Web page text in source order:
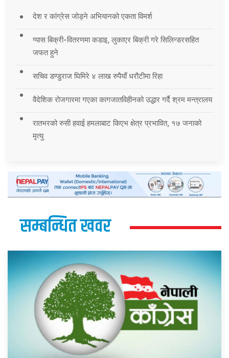
देश र कांग्रेस जोड्ने अभियानको एकता विमर्श
ग्यास बिक्री-वितरणमा कडाइ, लुकाएर बिक्री गरे सिलिन्डरसहित
जफत हुने
सचिव डण्डुराज घिमिरे ४ लाख रुपैयाँ धरौटीमा रिहा
वैदेशिक रोजगारमा गएका कागजातविहीनको उद्धार गर्दै श्रम मन्त्रालय
रातभरको रुसी हवाई हमलाबाट किएभ क्षेत्र प्रभावित, १७ जनाको
मृत्यु
सम्बन्धित खवर